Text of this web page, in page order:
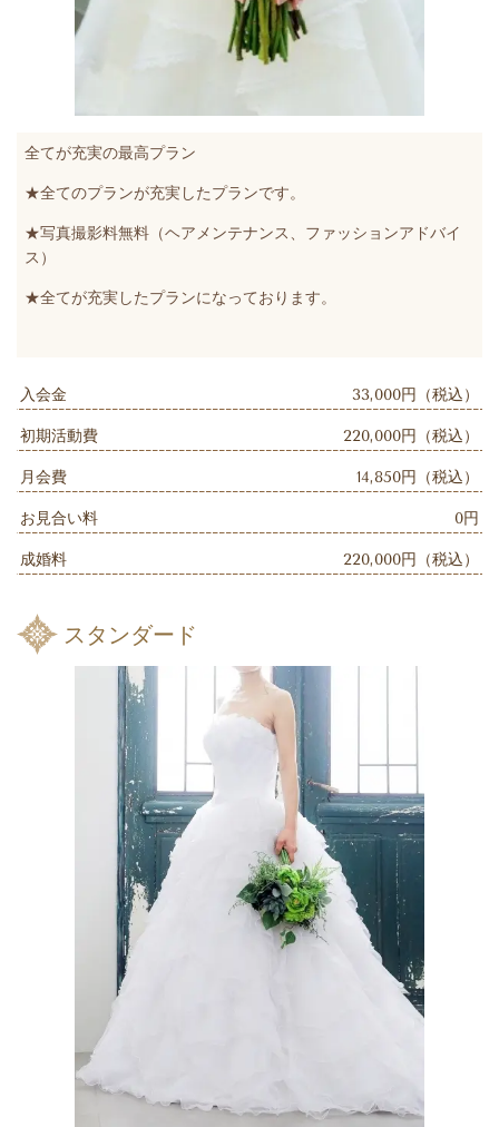
全てが充実の最高プラン
★全てのプランが充実したプランです。
★写真撮影料無料（ヘアメンテナンス、ファッションアドバイ
ス）
★全てが充実したプランになっております。
入会金 33,000円（税込）
初期活動費 220,000円（税込）
月会費 14,850円（税込）
お見合い料 0円
成婚料 220,000円（税込）
スタンダード